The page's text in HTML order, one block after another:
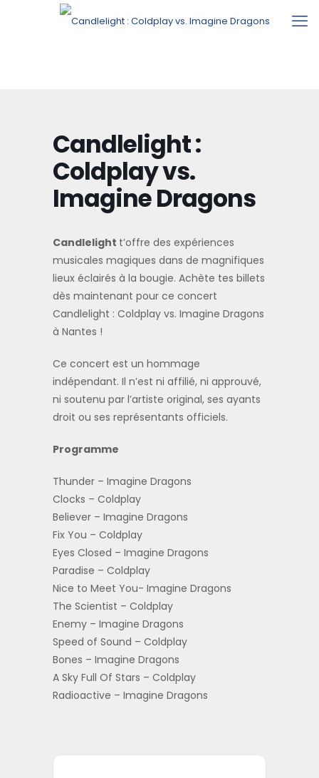
Candlelight :
Coldplay vs.
Imagine Dragons
Candlelight t’offre des expériences
musicales magiques dans de magnifiques
lieux éclairés à la bougie. Achète tes billets
dès maintenant pour ce concert
Candlelight : Coldplay vs. Imagine Dragons
à Nantes !
Ce concert est un hommage
indépendant. Il n’est ni affilié, ni approuvé,
ni soutenu par l’artiste original, ses ayants
droit ou ses représentants officiels.
Programme
Thunder – Imagine Dragons
Clocks – Coldplay
Believer – Imagine Dragons
Fix You – Coldplay
Eyes Closed – Imagine Dragons
Paradise – Coldplay
Nice to Meet You- Imagine Dragons
The Scientist – Coldplay
Enemy – Imagine Dragons
Speed of Sound – Coldplay
Bones – Imagine Dragons
A Sky Full Of Stars – Coldplay
Radioactive – Imagine Dragons